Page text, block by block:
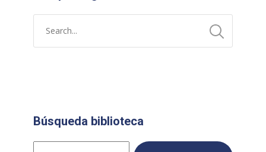
Búsqueda biblioteca